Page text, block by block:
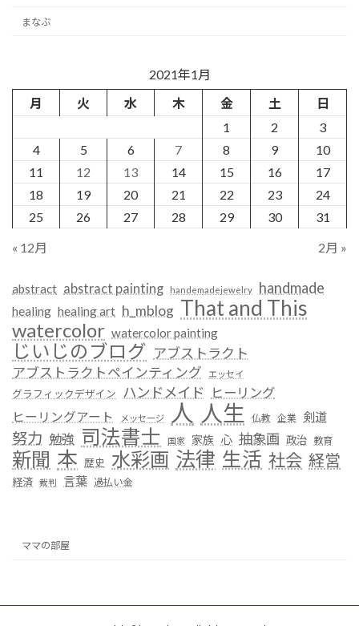
まなぶ
2021年1月
月
火 水 木 金 土
日
1
2
3
4
5 6 7 8 9
10
11
12 13 14 15 16
17
18
19 20 21 22 23
24
25
26 27 28 29 30 31
« 12月 2月 »
abstract abstract painting handemadejewelry handmade
healing healing art h_mblog That and This
watercolor watercolor painting
じいじのブログ アブストラクト
アブストラクトペインティング
エッセイ
グラフィックデザイン ハンドメイド ヒーリング
ヒーリングアート メッセージ 人 人生 仏教 企業 剣道
努力 勉強 司法書士 国家 家族 心 抽象画 政治 教育
新聞 本 歴史 水彩画 法律 生活 社会 経営
経済 裁判 言葉 過払い金
ママの部屋